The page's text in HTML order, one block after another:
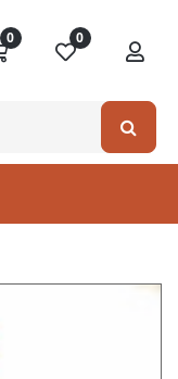
0 0